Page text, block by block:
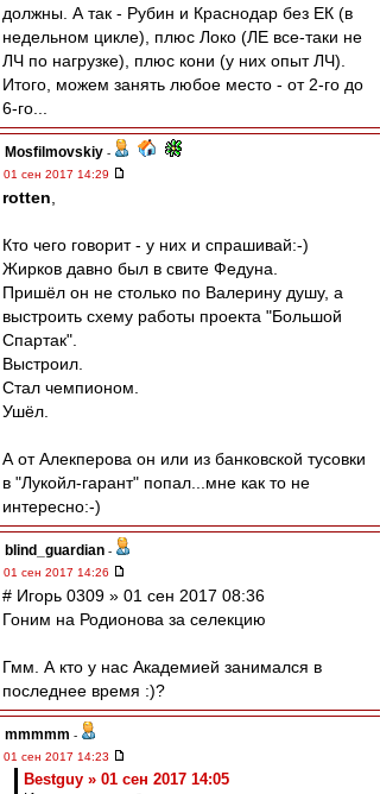
должны. А так - Рубин и Краснодар без ЕК (в
недельном цикле), плюс Локо (ЛЕ все-таки не
ЛЧ по нагрузке), плюс кони (у них опыт ЛЧ).
Итого, можем занять любое место - от 2-го до
6-го...
Mosfilmovskiy -
01 сен 2017 14:29
rotten
Кто чего говорит - у них и спрашивай:-)
Жирков давно был в свите Федуна.
Пришёл он не столько по Валерину душу, а
выстроить схему работы проекта "Большой
Спартак".
Выстроил.
Стал чемпионом.
Ушёл.
А от Алекперова он или из банковской тусовки
в "Лукойл-гарант" попал...мне как то не
интересно:-)
blind_guardian -
01 сен 2017 14:26
# Игорь 0309 » 01 сен 2017 08:36
Гоним на Родионова за селекцию
Гмм. А кто у нас Академией занимался в
последнее время :)?
mmmmm -
01 сен 2017 14:23
Bestguy » 01 сен 2017 14:05